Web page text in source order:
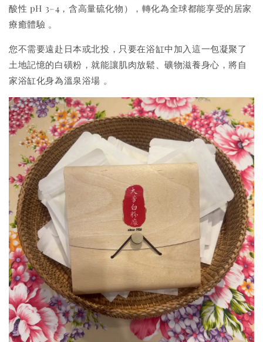
酸性 pH 3–4，含高量硫化物），轉化為全球都能享受的居家
療癒體驗 。
您不需要遠赴日本或北投，只要在浴缸中加入這一包凝聚了
土地記憶的白磺粉，就能讓肌肉放鬆、礦物滋養身心，將自
家浴缸化身為溫泉浴場 。